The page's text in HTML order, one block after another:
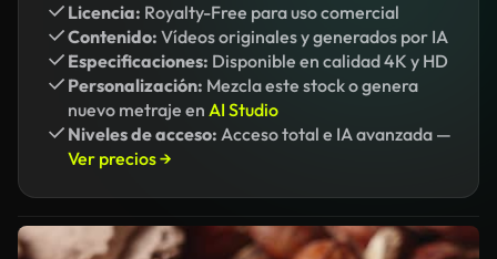
Licencia: Royalty-Free para uso comercial
Contenido: Vídeos originales y generados por IA
Especificaciones: Disponible en calidad 4K y HD
Personalización: Mezcla este stock o genera
nuevo metraje en AI Studio
Niveles de acceso: Acceso total e IA avanzada —
Ver precios →